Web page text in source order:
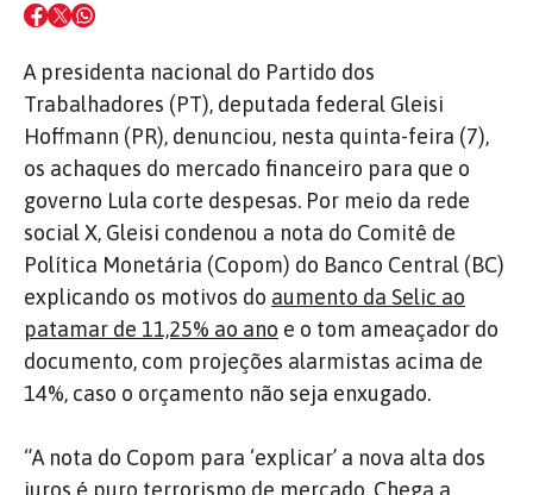
A presidenta nacional do Partido dos
Trabalhadores (PT), deputada federal Gleisi
Hoffmann (PR), denunciou, nesta quinta-feira (7),
os achaques do mercado financeiro para que o
governo Lula corte despesas. Por meio da rede
social X, Gleisi condenou a nota do Comitê de
Política Monetária (Copom) do Banco Central (BC)
explicando os motivos do aumento da Selic ao
patamar de 11,25% ao ano e o tom ameaçador do
documento, com projeções alarmistas acima de
14%, caso o orçamento não seja enxugado.
“A nota do Copom para ‘explicar’ a nova alta dos
juros é puro terrorismo de mercado. Chega a